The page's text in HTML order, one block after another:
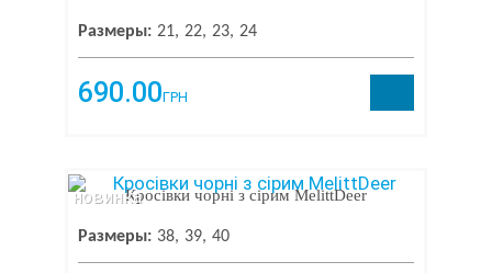
Размеры: 21 22 23 24
690.00ГРН
Кросівки чорні з сірим MelittDeer
Размеры: 38 39 40
новинка